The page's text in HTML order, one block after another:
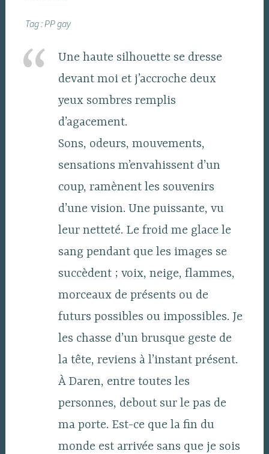
Tag : PP gay
Une haute silhouette se dresse
devant moi et j’accroche deux
yeux sombres remplis
d’agacement.
Sons, odeurs, mouvements,
sensations m’envahissent d’un
coup, ramènent les souvenirs
d’une vision. Une puissante, vu
leur netteté. Le froid me glace le
sang pendant que les images se
succèdent ; voix, neige, flammes,
morceaux de présents ou de
futurs possibles ou impossibles. Je
les chasse d’un brusque geste de
la tête, reviens à l’instant présent.
À Daren, entre toutes les
personnes, debout sur le pas de
ma porte. Est-ce que la fin du
monde est arrivée sans que je sois